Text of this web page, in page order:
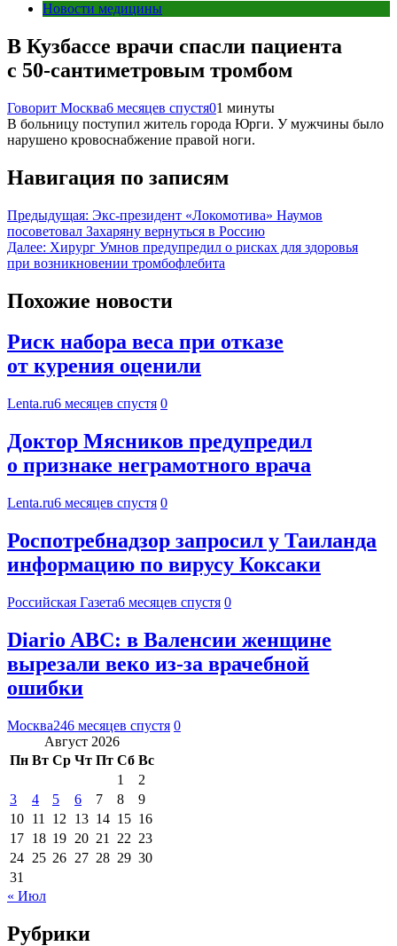
Новости медицины
В Кузбассе врачи спасли пациента
с 50-сантиметровым тромбом
Говорит Москва6 месяцев спустя01 минуты
В больницу поступил житель города Юрги. У мужчины было
нарушено кровоснабжение правой ноги.
Навигация по записям
Предыдущая: Экс-президент «Локомотива» Наумов
посоветовал Захаряну вернуться в Россию
Далее: Хирург Умнов предупредил о рисках для здоровья
при возникновении тромбофлебита
Похожие новости
Риск набора веса при отказе
от курения оценили
Lenta.ru6 месяцев спустя 0
Доктор Мясников предупредил
о признаке неграмотного врача
Lenta.ru6 месяцев спустя 0
Роспотребнадзор запросил у Таиланда
информацию по вирусу Коксаки
Российская Газета6 месяцев спустя 0
Diario ABC: в Валенсии женщине
вырезали веко из-за врачебной
ошибки
Москва246 месяцев спустя 0
Август 2026
Пн Вт Ср Чт Пт Сб Вс
1
2
3
4 5 6 7 8
9
10 11 12 13 14 15 16
17 18 19 20 21 22 23
24 25 26 27 28 29 30
31
« Июл
Рубрики